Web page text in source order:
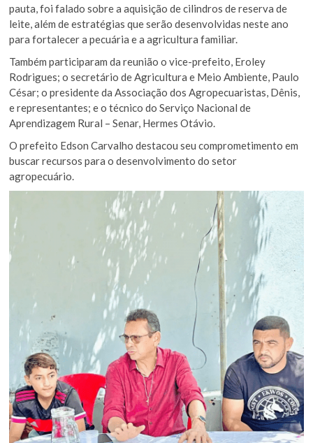
pauta, foi falado sobre a aquisição de cilindros de reserva de
leite, além de estratégias que serão desenvolvidas neste ano
para fortalecer a pecuária e a agricultura familiar.
Também participaram da reunião o vice-prefeito, Eroley
Rodrigues; o secretário de Agricultura e Meio Ambiente, Paulo
César; o presidente da Associação dos Agropecuaristas, Dênis,
e representantes; e o técnico do Serviço Nacional de
Aprendizagem Rural – Senar, Hermes Otávio.
O prefeito Edson Carvalho destacou seu comprometimento em
buscar recursos para o desenvolvimento do setor
agropecuário.